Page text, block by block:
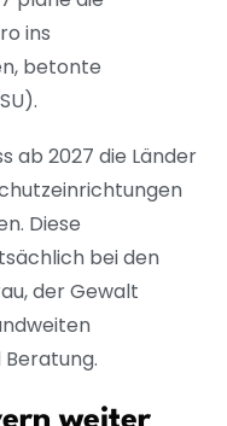
ins
betonte
ab 2027 die Länder
Diese
bei den
der Gewalt
weiter